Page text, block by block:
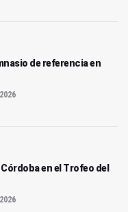
de referencia en
en el Trofeo del